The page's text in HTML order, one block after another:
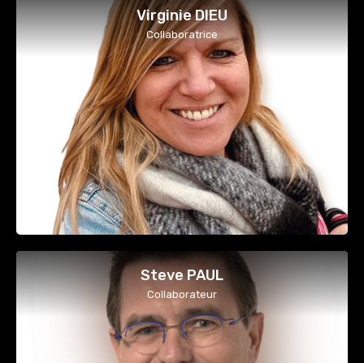
Virginie DIEU
Collaboratrice
Steve PAUL
Collaborateur